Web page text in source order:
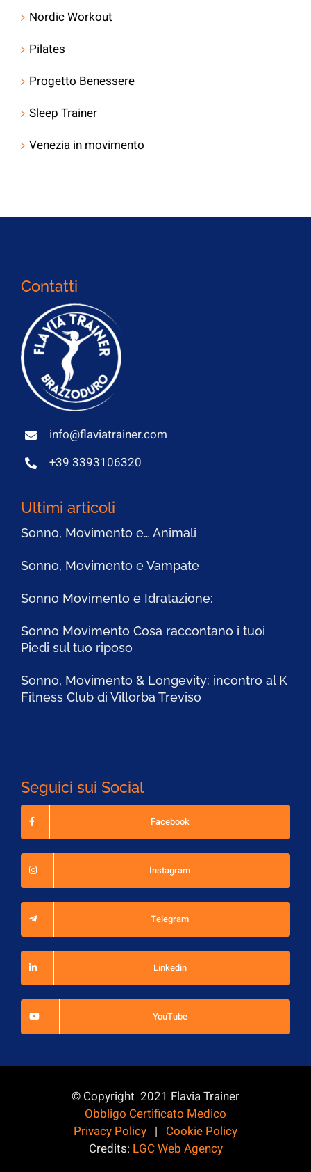
Nordic Workout
Pilates
Progetto Benessere
Sleep Trainer
Venezia in movimento
Contatti
info@flaviatrainer.com
+39 3393106320
Ultimi articoli
Sonno, Movimento e… Animali
Sonno, Movimento e Vampate
Sonno Movimento e Idratazione:
Sonno Movimento Cosa raccontano i tuoi
Piedi sul tuo riposo
Sonno, Movimento & Longevity: incontro al K
Fitness Club di Villorba Treviso
Seguici sui Social
Facebook
Instagram
Telegram
Linkedin
YouTube
© Copyright 2021 Flavia Trainer
Obbligo Certificato Medico
Privacy Policy | Cookie Policy
Credits: LGC Web Agency